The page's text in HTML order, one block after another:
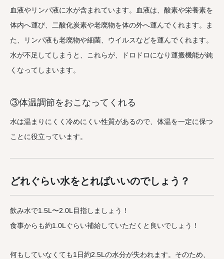
血液やリンパ液に水が含まれています。血液は、酸素や栄養素を
体内へ運び、二酸化炭素や老廃物を体の外へ運んでくれます。ま
た、リンパ液も老廃物や細菌、ウイルスなどを運んでくれます。
水が不足してしまうと、これらが、ドロドロになり運搬機能が鈍
くなってしまいます。
③体温調節をおこなってくれる
水は温まりにくく冷めにくい性質があるので、体温を一定に保つ
ことに役立っています。
どれぐらい水をとればいいのでしょう？
飲み水で1.5L〜2.0L目指しましょう！
食事からも約1.0Lぐらい補給していただくと良いでしょう！
何もしていなくても1日約2.5Lの水分が失われます。そのため、